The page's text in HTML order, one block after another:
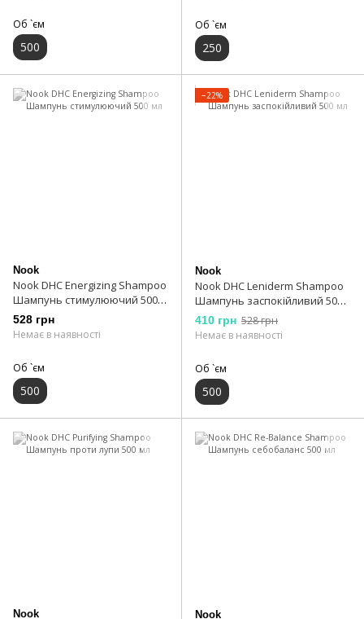
Об `єм
500
Об `єм
250
Nook
Nook DHC Energizing Shampoo
Шампунь стимулюючий 500
мл
528 грн
Немає в наявності
Об `єм
500
−22%
Nook
Nook DHC Leniderm Shampoo
Шампунь заспокійливий 500
мл
410 грн 528 грн
Немає в наявності
Об `єм
500
Nook Nook